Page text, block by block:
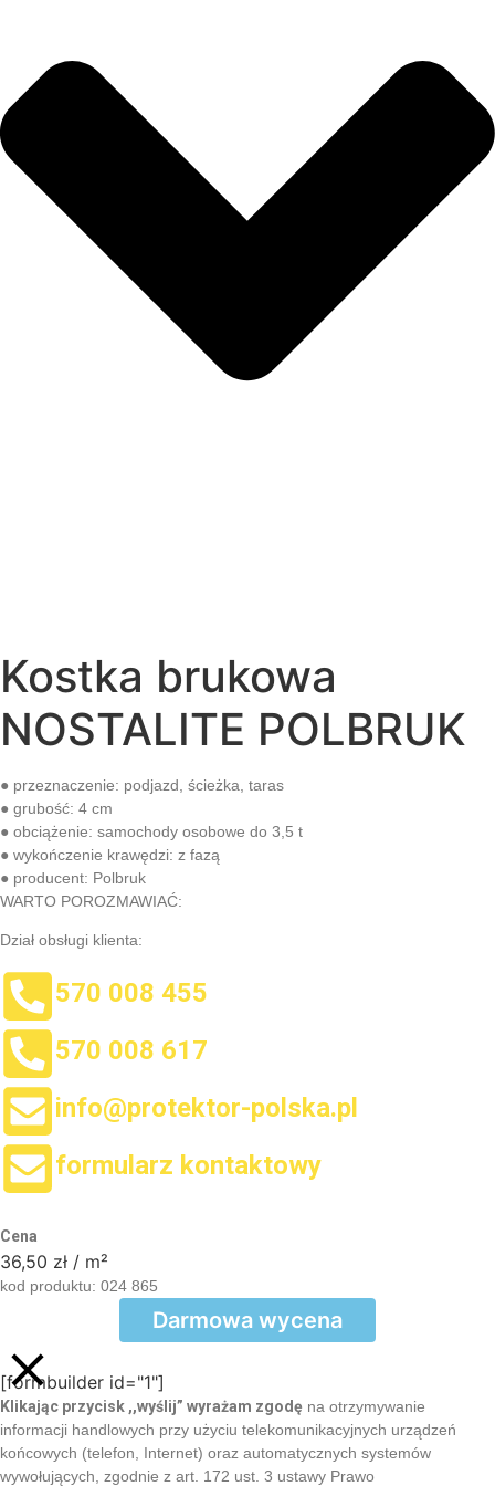
Kostka brukowa
NOSTALITE POLBRUK
● przeznaczenie: podjazd, ścieżka, taras
● grubość: 4 cm
● obciążenie: samochody osobowe do 3,5 t
● wykończenie krawędzi: z fazą
● producent: Polbruk
WARTO POROZMAWIAĆ:
Dział obsługi klienta:
570 008 455
570 008 617
info@protektor-polska.pl
formularz kontaktowy
Cena
36,50 zł / m²
kod produktu: 024 865
Darmowa wycena
[formbuilder id="1"]
Klikając przycisk ,,wyślij” wyrażam zgodę na otrzymywanie
informacji handlowych przy użyciu telekomunikacyjnych urządzeń
końcowych (telefon, Internet) oraz automatycznych systemów
wywołujących, zgodnie z art. 172 ust. 3 ustawy Prawo